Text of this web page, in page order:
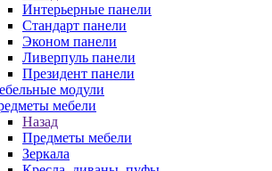
Интерьерные панели
Стандарт панели
Эконом панели
Ливерпуль панели
Президент панели
модули
мебели
Назад
Предметы мебели
Зеркала